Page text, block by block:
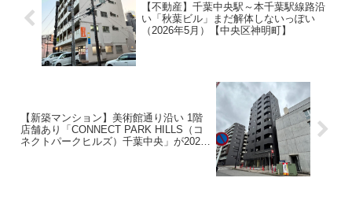
【不動産】千葉中央駅～本千葉駅線路沿
い「秋葉ビル」まだ解体しないっぽい
（2026年5月）【中央区神明町】
【新築マンション】美術館通り沿い 1階
店舗あり「CONNECT PARK HILLS（コ
ネクトパークヒルズ）千葉中央」が2026